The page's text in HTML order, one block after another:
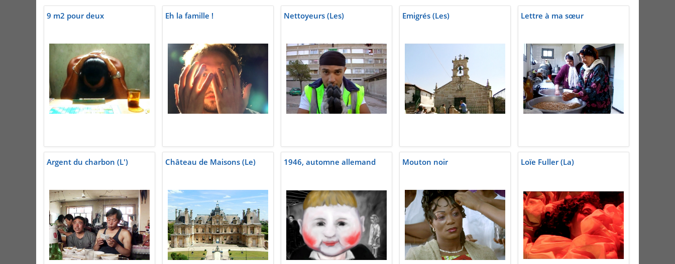
9 m2 pour deux Eh la famille ! Nettoyeurs (Les) Emigrés (Les) Lettre à ma sœur
Argent du charbon (L') Château de Maisons (Le) 1946, automne allemand Mouton noir Loïe Fuller (La)